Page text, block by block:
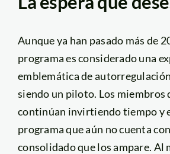
Aunque ya han pasado más de
programa es considerado una
emblemática de
siendo un piloto. Los miembros
continúan invirtiendo tiempo y
programa que aún no cuenta
consolidado que los ampare. Al